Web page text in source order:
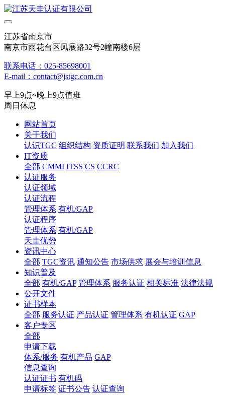
江苏省南京市
南京市雨花台区凤展路32号2幢南楼6层
联系电话：025-85698001
E-mail：contact@jstgc.com.cn
早上9点~晚上9点值班
周日休息
网站首页
关于我们
认识TGC 组织结构 资质证明 联系我们 加入我们
IT资质
全部 CMMI ITSS CS CCRC
认证服务
认证领域
认证流程
管理体系 有机/GAP
认证程序
管理体系 有机/GAP
天圭优势
资讯中心
全部 TGC资讯 通知公告 市场供求 展会与培训信息
知识普及
全部 有机/GAP 管理体系 服务认证 相关标准 法律法规
公开文件
证书样本
全部 服务认证 产品认证 管理体系 有机认证 GAP
客户专区
全部
申请下载
体系/服务 有机产品 GAP
信息查询
认证证书 有机码
申请标签 证书公告 认证查询